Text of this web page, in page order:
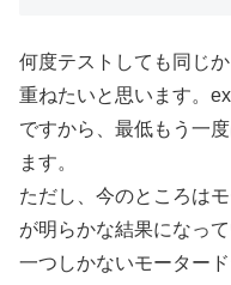
何度テストしても同じ
重ねたいと思います。
ですから、最低もう一
ます。
ただし、今のところは
が明らかな結果になって
一つしかないモーター